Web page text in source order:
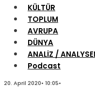
KÜLTÜR
TOPLUM
AVRUPA
DÜNYA
ANALİZ /
Podcast
20. April 2020• 10:05•